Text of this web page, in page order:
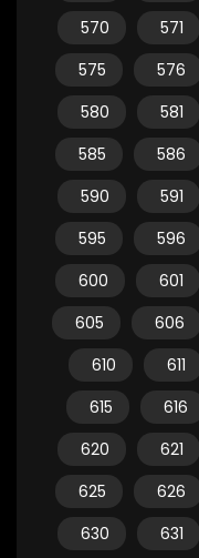
570
571
575
576
580
581
585
586
590
591
595
596
600
601
605
606
610
611
615
616
620
621
625
626
630
631